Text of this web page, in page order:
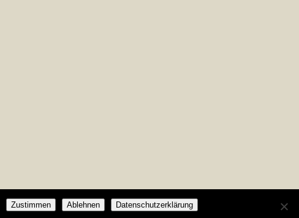
Zustimmen Ablehnen Datenschutzerklärung